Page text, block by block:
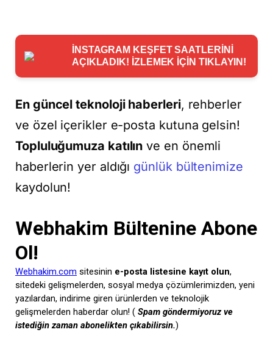
İNSTAGRAM KEŞFET SAATLERİNİ
AÇIKLADIK! İZLEMEK İÇİN TIKLAYIN!
En güncel teknoloji haberleri, rehberler
ve özel içerikler e-posta kutuna gelsin!
Topluluğumuza katılın ve en önemli
haberlerin yer aldığı günlük bültenimize
kaydolun!